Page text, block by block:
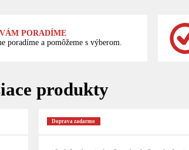
PORADÍME
poradíme a pomôžeme s výberom.
produkty
Doprava zadarmo